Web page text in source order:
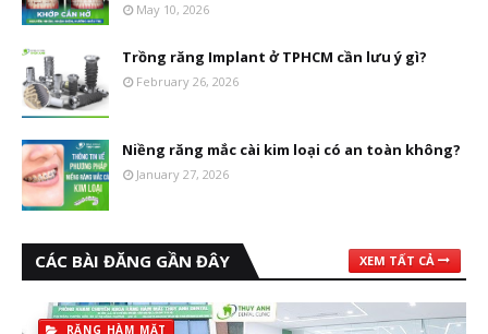
May 10, 2026
Trồng răng Implant ở TPHCM cần lưu ý gì?
February 26, 2026
Niềng răng mắc cài kim loại có an toàn không?
January 27, 2026
CÁC BÀI ĐĂNG GẦN ĐÂY XEM TẤT CẢ
RĂNG HÀM MẶT